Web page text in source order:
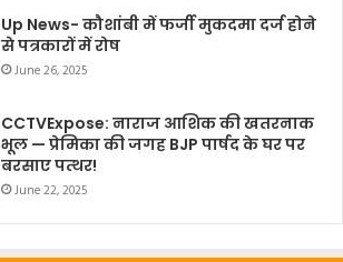
Up News- कौशांबी में फर्जी मुकदमा दर्ज होने
से पत्रकारों में रोष
June 26, 2025
CCTVExpose: नाराज आशिक की खतरनाक
भूल — प्रेमिका की जगह BJP पार्षद के घर पर
बरसाए पत्थर!
June 22, 2025